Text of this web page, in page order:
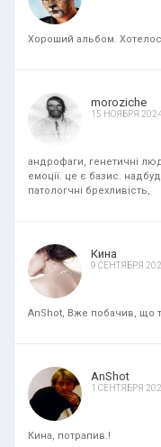
Хороший альбом.
moroziche
15 НОЯБРЯ
андрофаги, генетичні
емоції. це є базис.
патологчні брехливість,
Кина
9 СЕНТЯБРЯ
AnShot, Вже побачив, що
AnShot
1 СЕНТЯБРЯ
Кина, потрапив.!